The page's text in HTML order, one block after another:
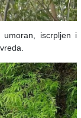
iscrpljen i